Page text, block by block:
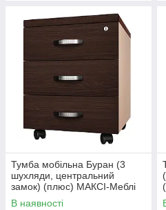
Тумба мобільна Буран (3
шухляди, центральний
замок) (плюс) МАКСІ-Меблі
Яблуня локарна/Дуб
В наявності